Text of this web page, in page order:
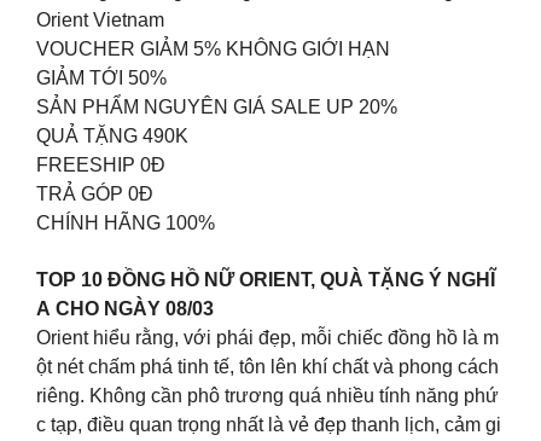
Orient Vietnam
VOUCHER GIẢM 5% KHÔNG GIỚI HẠN
GIẢM TỚI 50%
SẢN PHẨM NGUYÊN GIÁ SALE UP 20%
QUẢ TẶNG 490K
FREESHIP 0Đ
TRẢ GÓP 0Đ
CHÍNH HÃNG 100%
TOP 10 ĐỒNG HỒ NỮ ORIENT, QUÀ TẶNG Ý NGHĨ
A CHO NGÀY 08/03
Orient hiểu rằng, với phái đẹp, mỗi chiếc đồng hồ là m
ột nét chấm phá tinh tế, tôn lên khí chất và phong cách
riêng. Không cần phô trương quá nhiều tính năng phứ
c tạp, điều quan trọng nhất là vẻ đẹp thanh lịch, cảm gi